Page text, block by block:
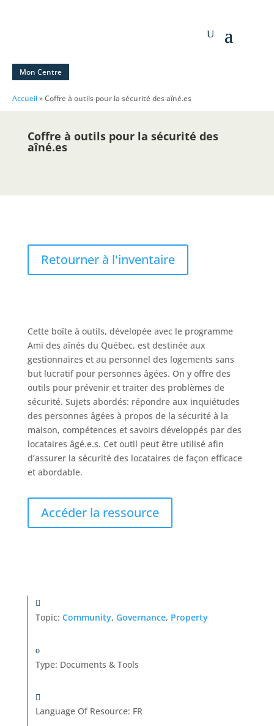
Mon Centre
Accueil»Coffre à outils pour la sécurité des aîné.es
Coffre à outils pour la sécurité des
aîné.es
Retourner à l'inventaire
Cette boîte à outils, dévelopée avec le programme
Ami des aînés du Québec, est destinée aux
gestionnaires et au personnel des logements sans
but lucratif pour personnes âgées. On y offre des
outils pour prévenir et traiter des problèmes de
sécurité. Sujets abordés: répondre aux inquiétudes
des personnes âgées à propos de la sécurité à la
maison, compétences et savoirs développés par des
locataires âgé.e.s. Cet outil peut être utilisé afin
d’assurer la sécurité des locataires de façon efficace
et abordable.
Accéder la ressource
Topic: Community, Governance, Property
Type: Documents & Tools
Language Of Resource: FR